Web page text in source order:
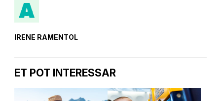
IRENE RAMENTOL
ET POT INTERESSAR